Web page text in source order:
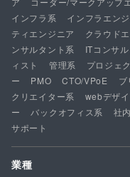
インフラ系
インフラエン
ティエンジニア
クラウド
ンサルタント系
ITコンサ
ィスト
管理系 プロジェ
ー
PMO CTO/VPoE ブ
クリエイター系
webデザ
ー
バックオフィス系 社
サポート
業種